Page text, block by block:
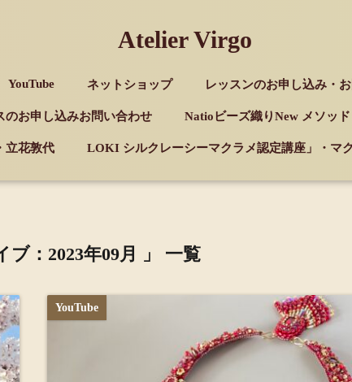
Atelier Virgo
YouTube ネットショップ レッスンのお申し込み・
のお申し込みお問い合わせ Natioビーズ織りNew メソッ
立花敦代 LOKI シルクレーシーマクラメ認定講座」・マ
ブ：2023年09月 」 一覧
YouTube